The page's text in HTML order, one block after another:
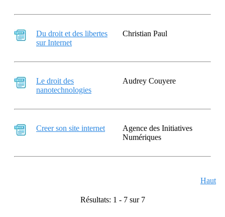
Du droit et des libertes
sur Internet
Christian Paul
Le droit des
nanotechnologies
Audrey Couyere
Creer son site internet
Agence des Initiatives
Numériques
Haut
Résultats: 1 - 7 sur 7